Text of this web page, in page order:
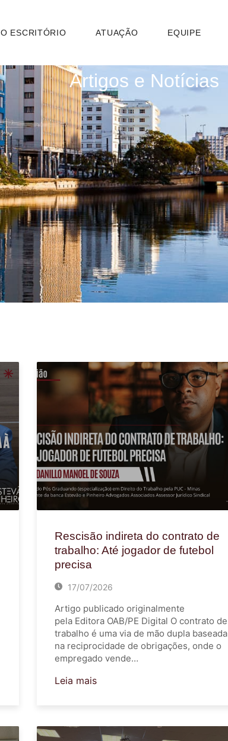
O ESCRITÓRIO ATUAÇÃO EQUIPE
Artigos e Notícias
Rescisão indireta do contrato de
trabalho: Até jogador de futebol
precisa
17/07/2026
Artigo publicado originalmente
pela Editora OAB/PE Digital O contrato de
trabalho é uma via de mão dupla baseada
na reciprocidade de obrigações, onde o
empregado vende…
Leia mais